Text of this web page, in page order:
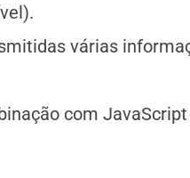
várias
com